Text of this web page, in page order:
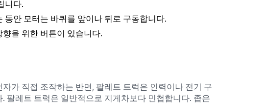
니다.
안 모터는 바퀴를 앞이나 뒤로 구동합니다.
을 위한 버튼이 있습니다.
가 직접 조작하는 반면, 팔레트 트럭은 인력이나 전기 구
팔레트 트럭은 일반적으로 지게차보다 민첩합니다. 좁은